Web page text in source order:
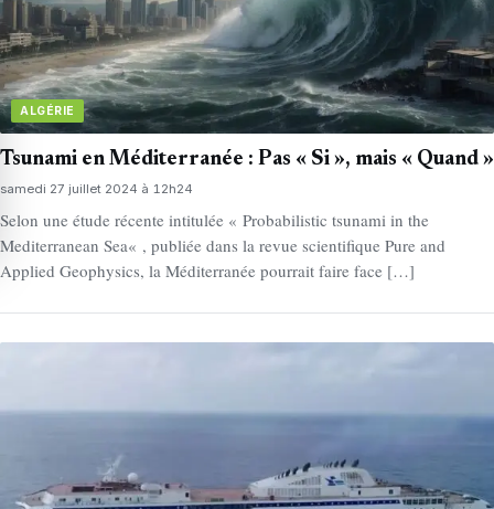
ALGÉRIE
Tsunami en Méditerranée : Pas « Si », mais « Quand »
samedi 27 juillet 2024 à 12h24
Selon une étude récente intitulée « Probabilistic tsunami in the
Mediterranean Sea« , publiée dans la revue scientifique Pure and
Applied Geophysics, la Méditerranée pourrait faire face […]